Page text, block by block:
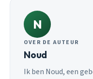
N
OVER DE AUTEUR
Noud
Ik ben Noud, een